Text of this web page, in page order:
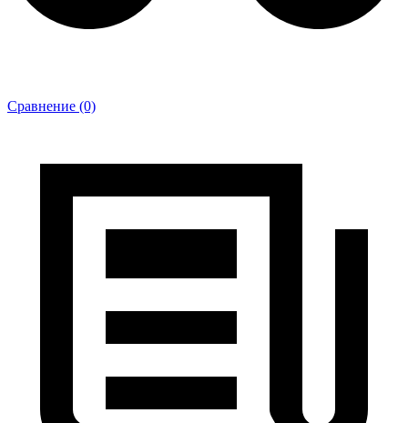
Сравнение (0)